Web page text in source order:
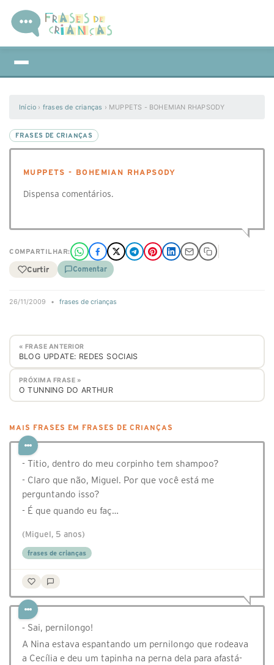
Início › frases de crianças › MUPPETS - BOHEMIAN RHAPSODY
FRASES DE CRIANÇAS
MUPPETS - BOHEMIAN RHAPSODY
Dispensa comentários.
COMPARTILHAR:
Curtir Comentar
26/11/2009 • frases de crianças
« FRASE ANTERIOR
BLOG UPDATE: REDES SOCIAIS
PRÓXIMA FRASE »
O TUNNING DO ARTHUR
MAIS FRASES EM FRASES DE CRIANÇAS
- Titio, dentro do meu corpinho tem shampoo?
- Claro que não, Miguel. Por que você está me
perguntando isso?
- É que quando eu faç…
(Miguel, 5 anos)
frases de crianças
⁃ Sai, pernilongo!
A Nina estava espantando um pernilongo que rodeava
a Cecília e deu um tapinha na perna dela para afastá-